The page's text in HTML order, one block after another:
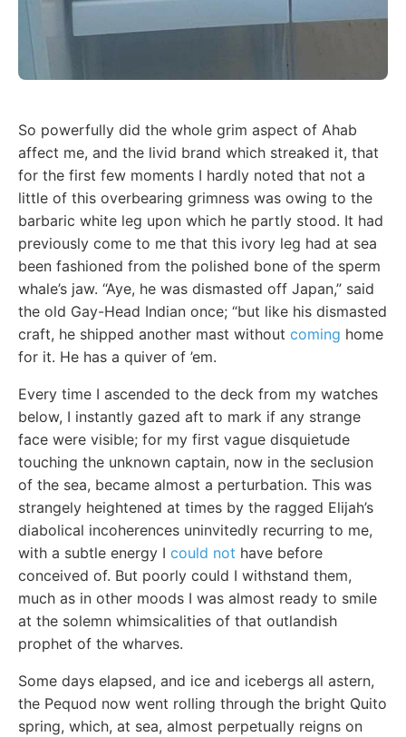
So powerfully did the whole grim aspect of Ahab
affect me, and the livid brand which streaked it, that
for the first few moments I hardly noted that not a
little of this overbearing grimness was owing to the
barbaric white leg upon which he partly stood. It had
previously come to me that this ivory leg had at sea
been fashioned from the polished bone of the sperm
whale’s jaw. “Aye, he was dismasted off Japan,” said
the old Gay-Head Indian once; “but like his dismasted
craft, he shipped another mast without coming home
for it. He has a quiver of ’em.
Every time I ascended to the deck from my watches
below, I instantly gazed aft to mark if any strange
face were visible; for my first vague disquietude
touching the unknown captain, now in the seclusion
of the sea, became almost a perturbation. This was
strangely heightened at times by the ragged Elijah’s
diabolical incoherences uninvitedly recurring to me,
with a subtle energy I could not have before
conceived of. But poorly could I withstand them,
much as in other moods I was almost ready to smile
at the solemn whimsicalities of that outlandish
prophet of the wharves.
Some days elapsed, and ice and icebergs all astern,
the Pequod now went rolling through the bright Quito
spring, which, at sea, almost perpetually reigns on